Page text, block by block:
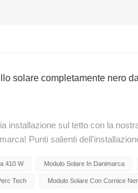
solare completamente nero
installazione sul tetto con la
Punti salienti
PERCVetro: raddoppia la
per la massima
410 W Modulo Solare In Danimarca
Tech Modulo Solare Con Cornice